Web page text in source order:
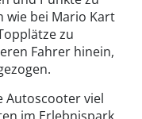
wie bei Mario Kart
zu
Fahrer hinein,
Autoscooter viel